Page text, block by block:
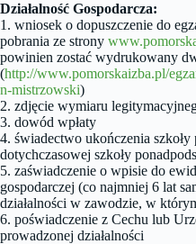
Działalność Gospodarcza:
1. wniosek o dopuszczenie do
pobrania ze strony
powinien zostać wydrukowany
(http://www.pomorskaizba.pl/
n-mistrzowski)
2. zdjęcie wymiaru
3. dowód wpłaty
4. świadectwo ukończenia
dotychczasowej szkoły
5. zaświadczenie o wpisie do
gospodarczej (co najmniej 6 lat
działalności w zawodzie, w
6. poświadczenie z Cechu lub
prowadzonej działalności